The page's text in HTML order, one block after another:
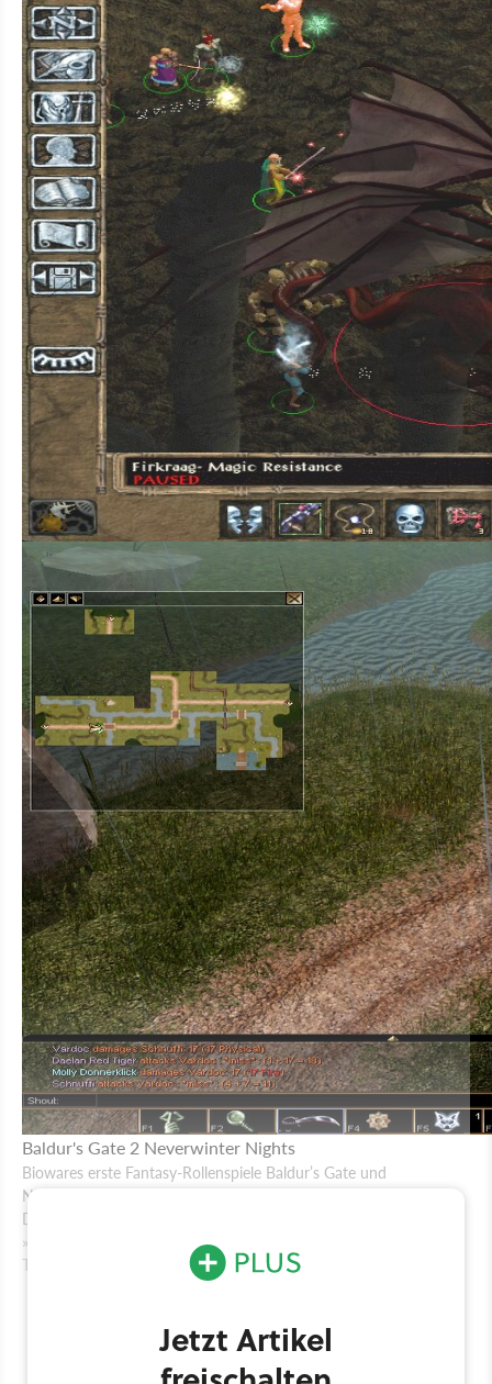
Baldur's Gate 2 Neverwinter Nights
Biowares erste Fantasy-Rollenspiele Baldur’s Gate und
Neverwinter Nights basieren noch auf Regeln und Szenarien von
Dungeons & Dragons. 2003 startet man unter dem Codenamen
»Chronicle« die Entwicklung einer eigenen Spielwelt namens
Thedas.
Jetzt Artikel